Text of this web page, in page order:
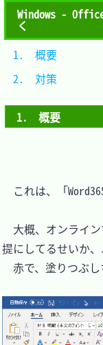
Windows -
く
1.　概要
これは、「
大概、オンライ
提にしてるせいか、
赤で、塗りつぶし